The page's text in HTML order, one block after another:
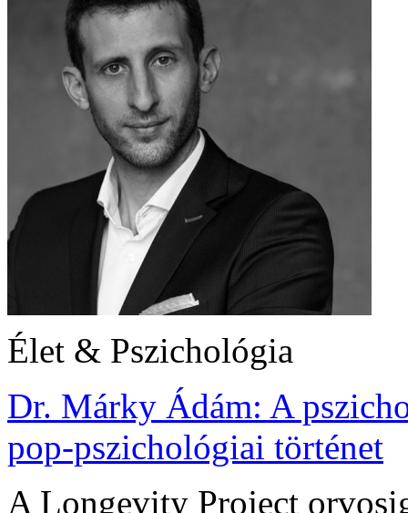
Élet & Pszichológia
Dr. Márky Ádám: A
pop-pszichológiai történet
A Longevity Project